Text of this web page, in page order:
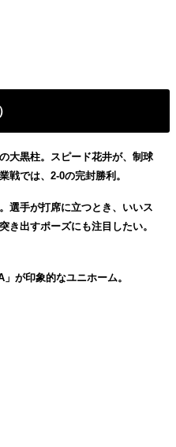
大黒柱。スピード花井が、制球
戦では、2-0の完封勝利。
選手が打席に立つとき、いいス
き出すポーズにも注目したい。
が印象的なユニホーム。